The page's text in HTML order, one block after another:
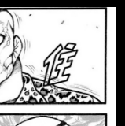
有看刃牙相撲道
相撲都被寫得
相撲打爆現代
相撲了吧? 就算
刃牙打敗 還成為
電右衛門 肌肉